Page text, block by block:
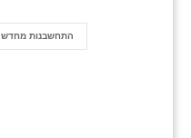
התחשבנות מחדש